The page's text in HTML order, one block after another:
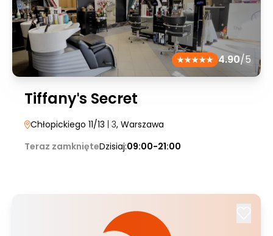
4.90/5
Tiffanyˈs Secret
Chłopickiego 11/13 | 3, Warszawa
Teraz zamknięteDzisiaj:09:00-21:00